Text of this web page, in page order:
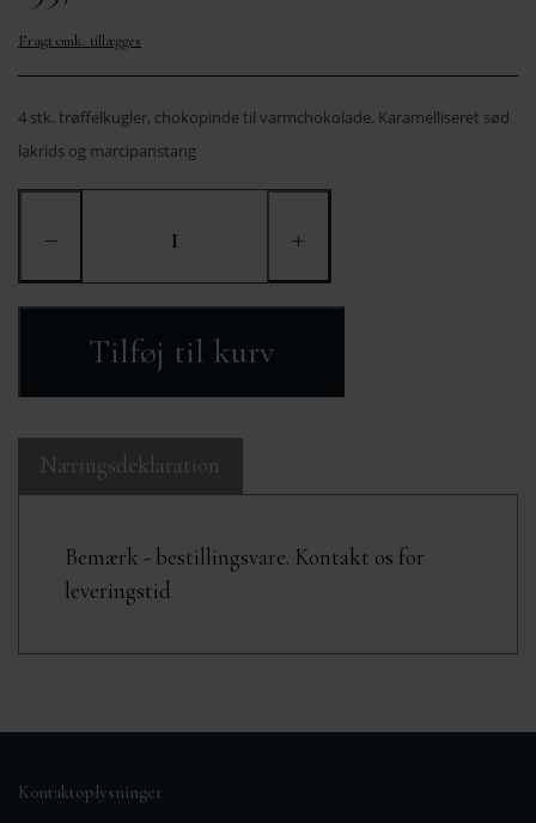
KONTAKT
Fragt omk. tillægges
4 stk. trøffelkugler, chokopinde til varmchokolade. Karamelliseret sød
lakrids og marcipanstang
− +
Tilføj til kurv
Næringsdeklaration
Bemærk - bestillingsvare. Kontakt os for
leveringstid
Kontaktoplysninger